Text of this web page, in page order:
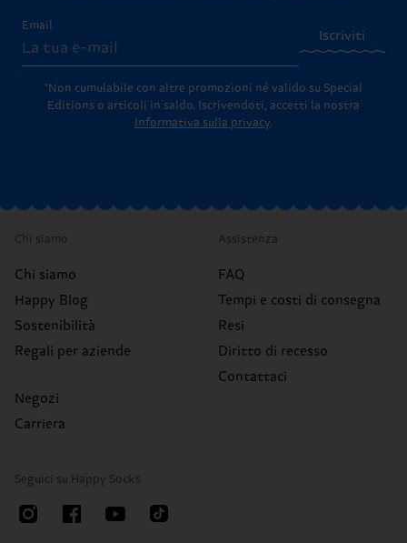
Email
Iscriviti
*Non cumulabile con altre promozioni né valido su Special
Editions o articoli in saldo.
Iscrivendoti, accetti la nostra
Informativa sulla privacy.
Chi siamo
Chi siamo
Happy Blog
Sostenibilità
Regali per aziende
Negozi
Carriera
Assistenza
FAQ
Tempi e costi di consegna
Resi
Diritto di recesso
Contattaci
Seguici su Happy Socks